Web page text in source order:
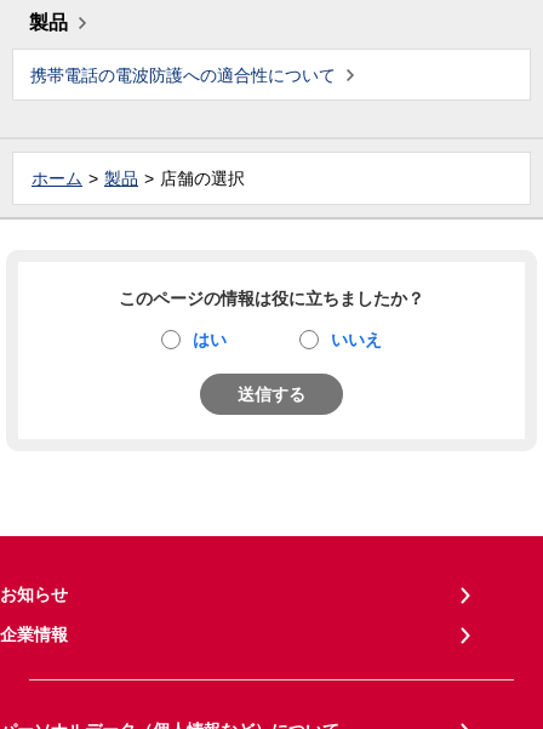
製品
携帯電話の電波防護への適合性について
ホーム 製品 店舗の選択
このページの情報は役に立ちましたか？
はい いいえ
送信する
お知らせ
企業情報